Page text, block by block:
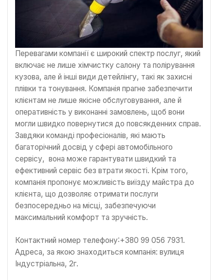
Перевагами компанії є широкий спектр послуг, який
включає не лише хімчистку салону та полірування
кузова, але й інші види детейлінгу, такі як захисні
плівки та тонування. Компанія прагне забезпечити
клієнтам не лише якісне обслуговування, але й
оперативність у виконанні замовлень, щоб вони
могли швидко повернутися до повсякденних справ.
Завдяки команді професіоналів, які мають
багаторічний досвід у сфері автомобільного
сервісу, вона може гарантувати швидкий та
ефективний сервіс без втрати якості. Крім того,
компанія пропонує можливість виїзду майстра до
клієнта, що дозволяє отримати послуги
безпосередньо на місці, забезпечуючи
максимальний комфорт та зручність.
Контактний номер телефону:+380 99 056 7931.
Адреса, за якою знаходиться компанія: вулиця
Індустріальна, 2г.